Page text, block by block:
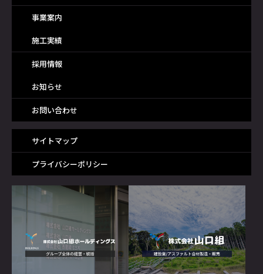
事業案内
施工実績
採用情報
お知らせ
お問い合わせ
サイトマップ
プライバシーポリシー